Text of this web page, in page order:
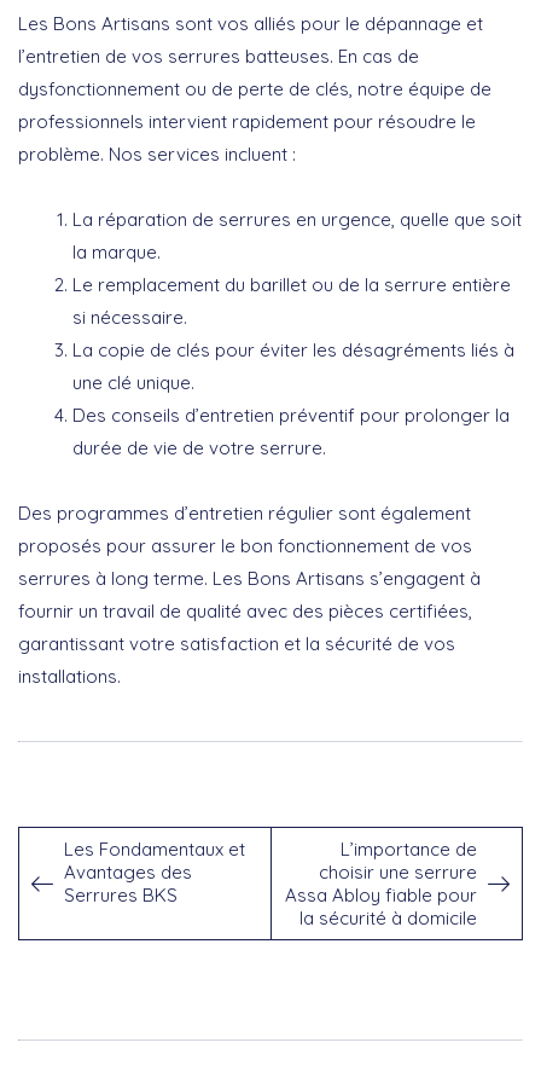
Les Bons Artisans sont vos alliés pour le dépannage et
l’entretien de vos serrures batteuses. En cas de
dysfonctionnement ou de perte de clés, notre équipe de
professionnels intervient rapidement pour résoudre le
problème. Nos services incluent :
La réparation de serrures en urgence, quelle que soit
la marque.
Le remplacement du barillet ou de la serrure entière
si nécessaire.
La copie de clés pour éviter les désagréments liés à
une clé unique.
Des conseils d’entretien préventif pour prolonger la
durée de vie de votre serrure.
Des programmes d’entretien régulier sont également
proposés pour assurer le bon fonctionnement de vos
serrures à long terme. Les Bons Artisans s’engagent à
fournir un travail de qualité avec des pièces certifiées,
garantissant votre satisfaction et la sécurité de vos
installations.
Les Fondamentaux et
Avantages des
Serrures BKS
L’importance de
choisir une serrure
Assa Abloy fiable pour
la sécurité à domicile